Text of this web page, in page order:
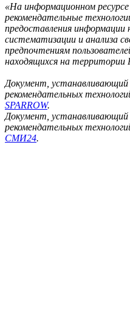
«На информационном
рекомендательные
предоставления информации
систематизации и анализа
предпочтениям
находящихся на территории
Документ, устанавливающий
рекомендательных
SPARROW.
Документ, устанавливающий
рекомендательных
СМИ24.